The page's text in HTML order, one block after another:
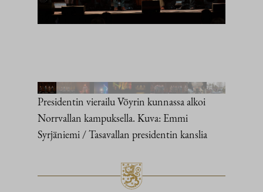
Presidentin vierailu Vöyrin kunnassa alkoi
Norrvallan kampuksella. Kuva: Emmi
Syrjäniemi / Tasavallan presidentin kanslia